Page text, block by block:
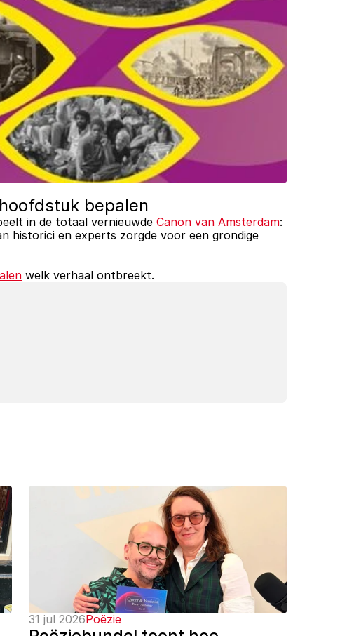
bepalen
in de totaal vernieuwde Canon van Amsterdam:
historici en experts zorgde voor een grondige
welk verhaal ontbreekt.
31 jul 2026Poëzie